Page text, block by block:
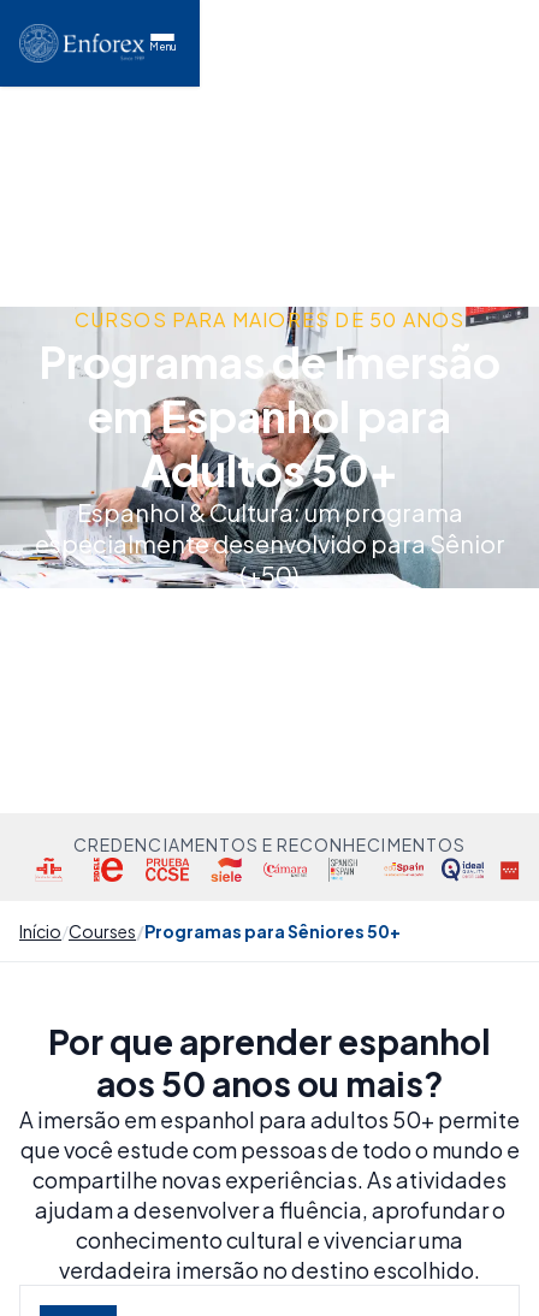
Menu
CURSOS PARA MAIORES DE 50 ANOS
Programas de Imersão
em Espanhol para
Adultos 50+
Espanhol & Cultura: um programa
especialmente desenvolvido para Sênior
(+50)
CREDENCIAMENTOS E RECONHECIMENTOS
Início Courses Programas para Sêniores 50+
Por que aprender espanhol
aos 50 anos ou mais?
A imersão em espanhol para adultos 50+ permite
que você estude com pessoas de todo o mundo e
compartilhe novas experiências. As atividades
ajudam a desenvolver a fluência, aprofundar o
conhecimento cultural e vivenciar uma
verdadeira imersão no destino escolhido.